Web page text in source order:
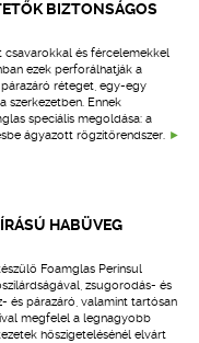
BIZTONSÁGOS
és fércelemekkel
ezek perforálhatják a
réteget, egy-egy
szerkezetben. Ennek
speciális megoldása: a
ágyazott rögzítőrendszer.
HABÜVEG
Foamglas Perinsul
zsugorodás- és
és párazáró, valamint tartósan
megfelel a legnagyobb
hőszigetelésénél elvárt